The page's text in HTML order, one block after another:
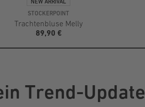
STOCKERPOINT
Trachtenbluse Melly
89,90 €
Trend-Update